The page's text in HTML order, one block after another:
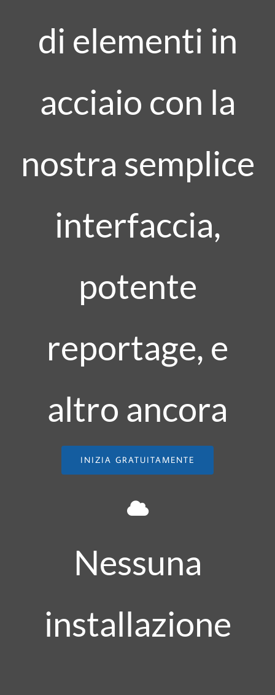
di elementi in
acciaio con la
nostra semplice
interfaccia,
potente
reportage, e
altro ancora
INIZIA GRATUITAMENTE
Nessuna
installazione